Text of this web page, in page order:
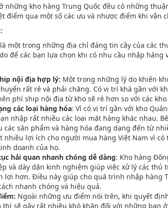
những kho hàng Trung Quốc đều có những
điểm qua một số các ưu và nhược điểm khi vận
một trong những địa chỉ đáng tin cậy của các
để các bạn lựa chọn khi có nhu cầu nhập hàng
nội địa hợp lý: Một trong những lý do khiến
rất rẻ và phải chăng. Có vị trí khá gần với
phí ship nội địa từ kho sẽ rẻ hơn so với các
các loại hàng hóa: Vì có vị trí gần với kho
nhập rất nhiều các loại mặt hàng khác nhau.
các sản phẩm và hàng hóa đang dạng đến từ
nhiều lợi ích cho người mua hàng Việt Nam vì
doanh của họ.
hải quan nhanh chóng dễ dàng: Kho hàng
và dày dặn kinh nghiệm giúp việc xử lý các
lợi hơn. Điều này giúp cho quá trình nhập hàng
nhanh chóng và hiệu quả.
Ngoài những ưu điểm nói trên, khi quyết
thì sẽ gây rất nhiều khó khăn đối với những bạn